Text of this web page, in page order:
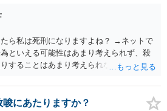
ら私は死刑になりますよね？ →ネットで
といえる可能性はあまり考えられず、殺
することはあまり考えられないように思
にあたりますか？